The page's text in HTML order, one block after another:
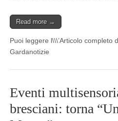
Read more →
Puoi leggere l\\\’Articolo completo
Gardanotizie
Eventi
bresciani: torna